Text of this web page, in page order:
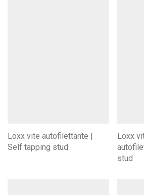
Loxx vite autofilettante |
Self tapping stud
Loxx
stud